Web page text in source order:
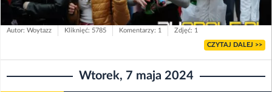
Autor: Woytazz Kliknięć: 5785 Komentarzy: 1 Zdjęć: 1
CZYTAJ DALEJ >>
Wtorek, 7 maja 2024